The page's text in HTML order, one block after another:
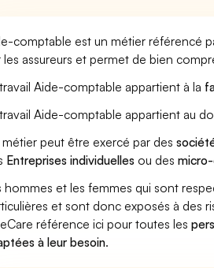
comptable est un métier référencé
les assureurs et permet de bien
Aide-comptable appartient à la
Aide-comptable appartient au
métier peut être exercé par des
Entreprises individuelles ou des
hommes et les femmes qui sont
et sont donc exposés à des
référence ici pour toutes les
à leur besoin.